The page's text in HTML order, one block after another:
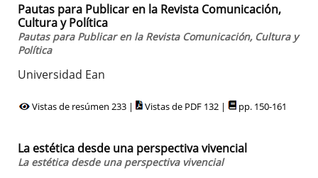
Pautas para Publicar en la Revista Comunicación,
Cultura y Política
Pautas para Publicar en la Revista Comunicación, Cultura y
Política
Universidad Ean
Vistas de resúmen 233 | Vistas de PDF 132 | pp. 150-161
La estética desde una perspectiva vivencial
La estética desde una perspectiva vivencial